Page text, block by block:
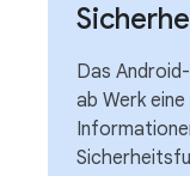
Das
ab Werk